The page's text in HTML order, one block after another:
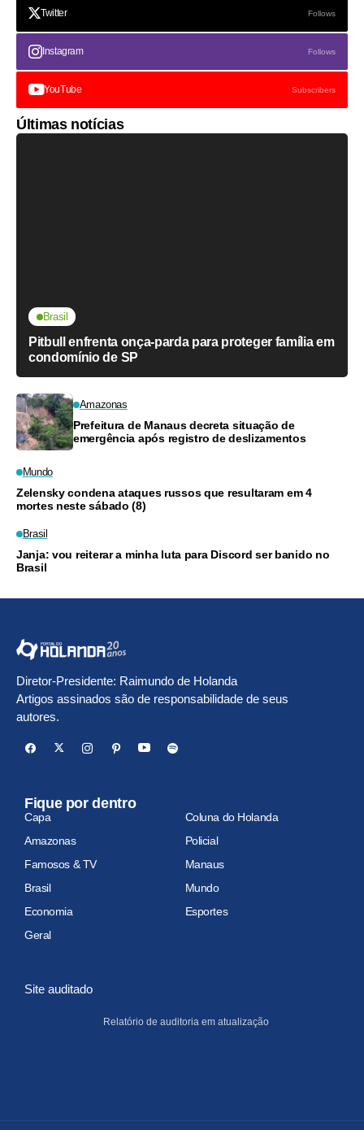
Twitter Follows
Instagram Follows
YouTube Subscribers
Últimas notícias
Brasil
Pitbull enfrenta onça-parda para proteger família em
condomínio de SP
Amazonas
Prefeitura de Manaus decreta situação de
emergência após registro de deslizamentos
Mundo
Zelensky condena ataques russos que resultaram em 4
mortes neste sábado (8)
Brasil
Janja: vou reiterar a minha luta para Discord ser banido no
Brasil
Diretor-Presidente: Raimundo de Holanda
Artigos assinados são de responsabilidade de seus
autores.
Fique por dentro
Capa
Coluna do Holanda
Amazonas
Policial
Famosos & TV
Manaus
Brasil
Mundo
Economia
Esportes
Geral
Site auditado
Relatório de auditoria em atualização